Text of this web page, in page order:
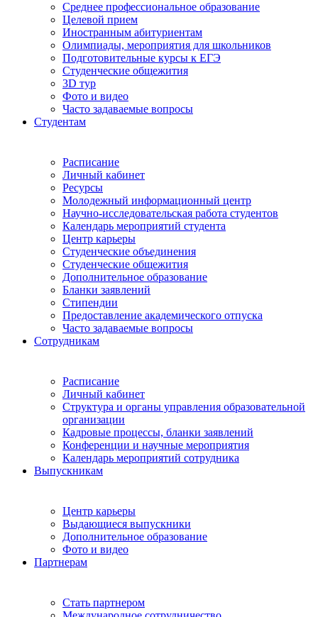
Среднее профессиональное образование
Целевой прием
Иностранным абитуриентам
Олимпиады, мероприятия для школьников
Подготовительные курсы к ЕГЭ
Студенческие общежития
3D тур
Фото и видео
Часто задаваемые вопросы
Студентам
Расписание
Личный кабинет
Ресурсы
Молодежный информационный центр
Научно-исследовательская работа студентов
Календарь мероприятий студента
Центр карьеры
Студенческие объединения
Студенческие общежития
Дополнительное образование
Бланки заявлений
Стипендии
Предоставление академического отпуска
Часто задаваемые вопросы
Сотрудникам
Расписание
Личный кабинет
Структура и органы управления образовательной
организации
Кадровые процессы, бланки заявлений
Конференции и научные мероприятия
Календарь мероприятий сотрудника
Выпускникам
Центр карьеры
Выдающиеся выпускники
Дополнительное образование
Фото и видео
Партнерам
Стать партнером